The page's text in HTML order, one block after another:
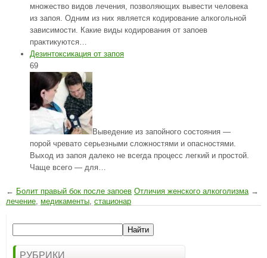
множество видов лечения, позволяющих вывести человека
из запоя. Одним из них является кодирование алкогольной
зависимости. Какие виды кодирования от запоев
практикуются…
Дезинтоксикация от запоя
69
Выведение из запойного состояния —
порой чревато серьезными сложностями и опасностями.
Выход из запоя далеко не всегда процесс легкий и простой.
Чаще всего — для…
← Болит правый бок после запоев Отличия женского алкоголизма→
лечение, медикаменты, стационар
РУБРИКИ